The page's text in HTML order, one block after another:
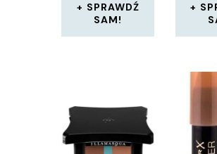
SPRAWDŹ
SAM!